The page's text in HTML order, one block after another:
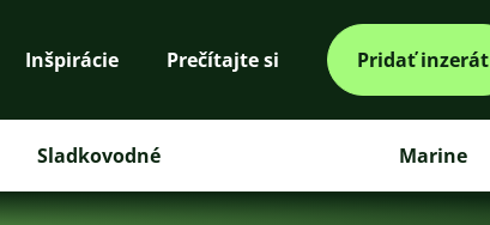
Inšpirácie Prečítajte si Pridať inzerát
Sladkovodné Marine